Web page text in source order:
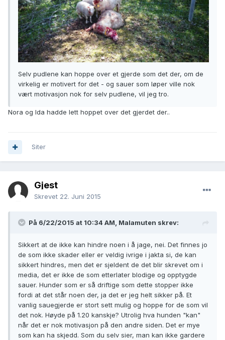
Selv pudlene kan hoppe over et gjerde som det der, om de
virkelig er motivert for det - og sauer som løper ville nok
vært motivasjon nok for selv pudlene, vil jeg tro.
Nora og Ida hadde lett hoppet over det gjerdet der..
Siter
Gjest
Skrevet 22. Juni 2015
På 6/22/2015 at 10:34 AM, Malamuten skrev:
Sikkert at de ikke kan hindre noen i å jage, nei. Det finnes jo
de som ikke skader eller er veldig ivrige i jakta si, de kan
sikkert hindres, men det er sjeldent de det blir skrevet om i
media, det er ikke de som etterlater blodige og opptygde
sauer. Hunder som er så driftige som dette stopper ikke
fordi at det står noen der, ja det er jeg helt sikker på. Et
vanlig sauegjerde er stort sett mulig og hoppe for de som vil
det nok. Høyde på 1.20 kanskje? Utrolig hva hunden "kan"
når det er nok motivasjon på den andre siden. Det er mye
som kan ha skjedd. Som du selv sier, man kan ikke gardere